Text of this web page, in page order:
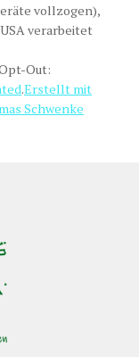
vollzogen),
verarbeitet
Out:
.Erstellt mit
Schwenke